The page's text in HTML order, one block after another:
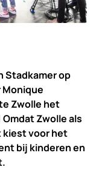
Stadkamer op
Zwolle het
Zwolle als
kiest voor het
bij kinderen en